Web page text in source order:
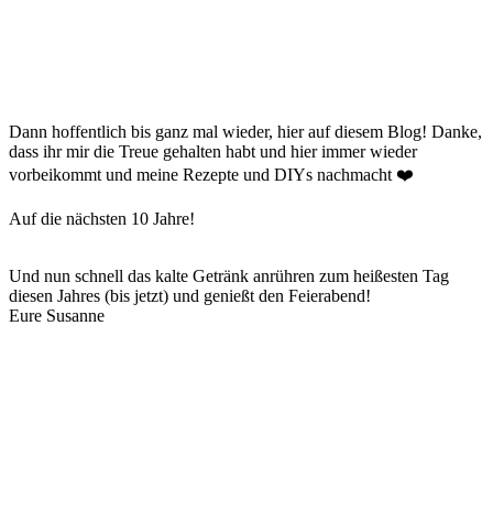
Dann hoffentlich bis ganz mal wieder, hier auf diesem Blog! Danke,
dass ihr mir die Treue gehalten habt und hier immer wieder
vorbeikommt und meine Rezepte und DIYs nachmacht ❤️
Auf die nächsten 10 Jahre!
Und nun schnell das kalte Getränk anrühren zum heißesten Tag
diesen Jahres (bis jetzt) und genießt den Feierabend!
Eure Susanne